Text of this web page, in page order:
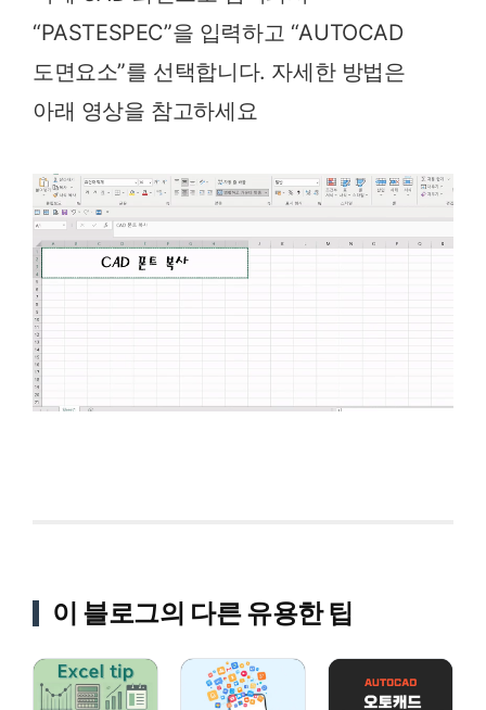
“PASTESPEC”을 입력하고 “AUTOCAD
도면요소”를 선택합니다. 자세한 방법은
아래 영상을 참고하세요
이 블로그의 다른 유용한 팁